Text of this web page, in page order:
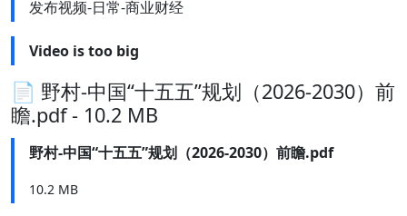
发布视频-日常-商业财经
Video is too big
📄 野村-中国“十五五”规划（2026-2030）前
瞻.pdf - 10.2 MB
野村-中国“十五五”规划（2026-2030）前瞻.pdf
10.2 MB